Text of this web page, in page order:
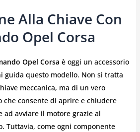
Alla Chiave Con
Opel Corsa
Opel Corsa è oggi un accessorio
guida questo modello. Non si tratta
meccanica, ma di un vero
che consente di aprire e chiudere
ad avviare il motore grazie al
Tuttavia, come ogni componente